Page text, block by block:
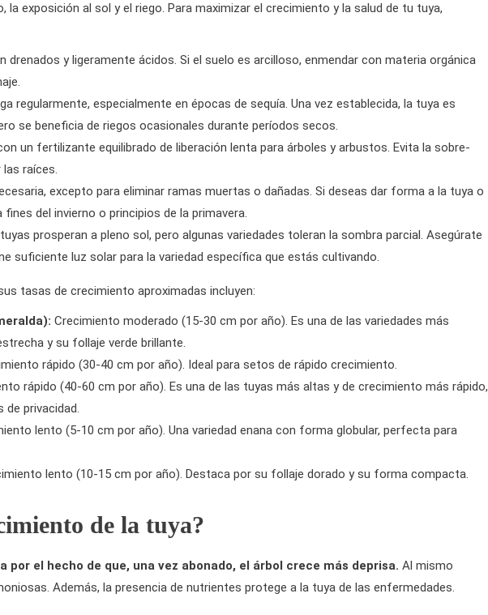
la exposición al sol y el riego. Para maximizar el crecimiento y la salud de tu tuya,
drenados y ligeramente ácidos. Si el suelo es arcilloso, enmendar con materia orgánica
regularmente, especialmente en épocas de sequía. Una vez establecida, la tuya es
se beneficia de riegos ocasionales durante períodos secos.
un fertilizante equilibrado de liberación lenta para árboles y arbustos. Evita la sobre-
raíces.
excepto para eliminar ramas muertas o dañadas. Si deseas dar forma a la tuya o
del invierno o principios de la primavera.
prosperan a pleno sol, pero algunas variedades toleran la sombra parcial. Asegúrate
suficiente luz solar para la variedad específica que estás cultivando.
tasas de crecimiento aproximadas incluyen:
Crecimiento moderado (15-30 cm por año). Es una de las variedades más
y su follaje verde brillante.
rápido (30-40 cm por año). Ideal para setos de rápido crecimiento.
rápido (40-60 cm por año). Es una de las tuyas más altas y de crecimiento más rápido,
privacidad.
lento (5-10 cm por año). Una variedad enana con forma globular, perfecta para
lento (10-15 cm por año). Destaca por su follaje dorado y su forma compacta.
de la tuya?
por el hecho de que, una vez abonado, el árbol crece más deprisa. Al mismo
Además, la presencia de nutrientes protege a la tuya de las enfermedades.